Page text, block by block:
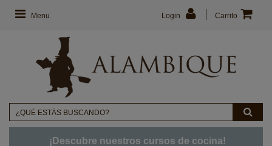
Menu Carrito
Login
¡Descubre nuestros cursos de cocina!